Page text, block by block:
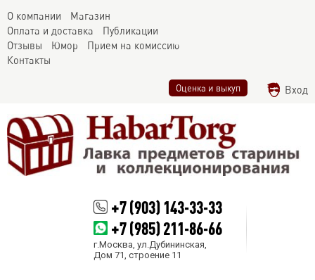
О компании
Магазин
Оплата и доставка
Публикации
Отзывы
Юмор
Прием на комиссию
Контакты
Оценка и выкуп Вход
+7 (903) 143-33-33
+7 (985) 211-86-66
г.Москва, ул.Дубининская,
Дом 71, строение 11